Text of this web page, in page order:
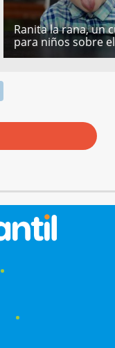
Ranita la rana, un
para niños sobre